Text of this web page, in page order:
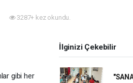
3287+ kez okundu.
gibi her
İlginizi Çekebilir